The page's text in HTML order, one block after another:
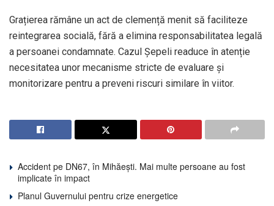
Grațierea rămâne un act de clemență menit să faciliteze
reintegrarea socială, fără a elimina responsabilitatea legală
a persoanei condamnate. Cazul Șepeli readuce în atenție
necesitatea unor mecanisme stricte de evaluare și
monitorizare pentru a preveni riscuri similare în viitor.
Accident pe DN67, în Mihăești. Mai multe persoane au fost
implicate în impact
Planul Guvernului pentru crize energetice